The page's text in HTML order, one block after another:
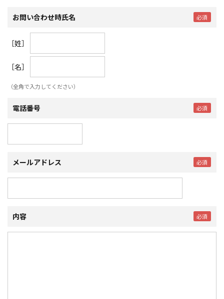
お問い合わせ時氏名
［姓］
［名］
（全角で入力してください）
電話番号
メールアドレス
内容